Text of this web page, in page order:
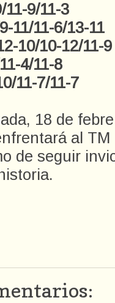
11-9/11-3
11/11-6/13-11
10/10-12/11-9
4/11-8
11-7/11-7
18 de
al TM
de seguir